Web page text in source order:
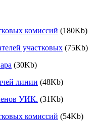
комиссий (180Kb)
участковых (75Kb)
(30Kb)
линии (48Kb)
УИК. (31Kb)
комиссий (54Kb)